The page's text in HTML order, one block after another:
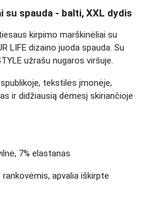
su spauda - balti, XXL dydis
kirpimo marškinėliai su
LIFE dizaino juoda spauda. Su
užrašu nugaros viršuje.
tekstilės įmonėje,
ir didžiausią dėmesį skiriančioje
7% elastanas
apvalia iškirpte